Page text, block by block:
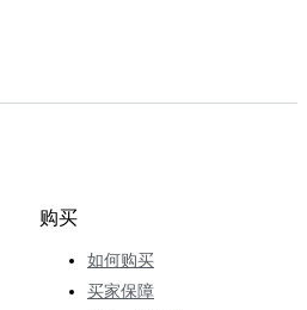
购买
如何购买
买家保障